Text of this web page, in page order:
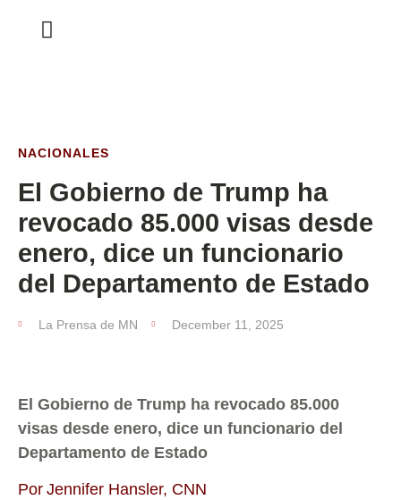
NACIONALES
El Gobierno de Trump ha
revocado 85.000 visas desde
enero, dice un funcionario
del Departamento de Estado
La Prensa de MN December 11, 2025
El Gobierno de Trump ha revocado 85.000
visas desde enero, dice un funcionario del
Departamento de Estado
Por Jennifer Hansler, CNN